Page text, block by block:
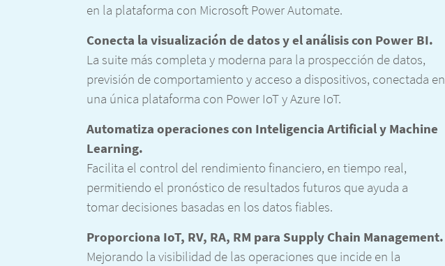
en la plataforma con Microsoft Power Automate.
Conecta la visualización de datos y el análisis con Power BI.
La suite más completa y moderna para la prospección de datos,
previsión de comportamiento y acceso a dispositivos, conectada en
una única plataforma con Power IoT y Azure IoT.
Automatiza operaciones con Inteligencia Artificial y Machine
Learning.
Facilita el control del rendimiento financiero, en tiempo real,
permitiendo el pronóstico de resultados futuros que ayuda a
tomar decisiones basadas en los datos fiables.
Proporciona IoT, RV, RA, RM para Supply Chain Management.
Mejorando la visibilidad de las operaciones que incide en la